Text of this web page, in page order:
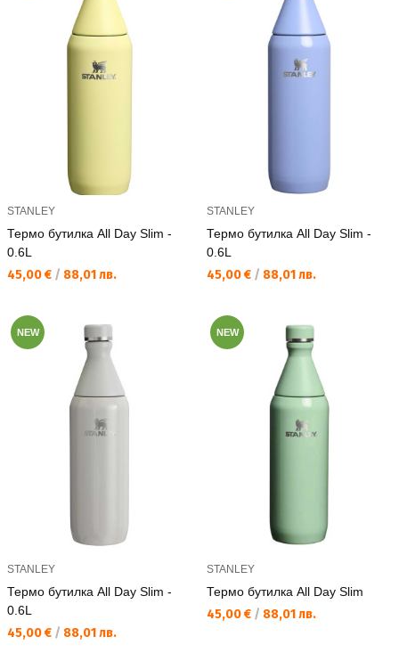
STANLEY
Термо бутилка All Day Slim -
0.6L
Текуща цена:
45,00 € / 88,01 лв.
STANLEY
Термо бутилка All Day Slim -
0.6L
Текуща цена:
45,00 € / 88,01 лв.
NEW
STANLEY
Термо бутилка All Day Slim -
0.6L
Текуща цена:
45,00 € / 88,01 лв.
NEW
STANLEY
Термо бутилка All Day Slim
Текуща цена:
45,00 € / 88,01 лв.